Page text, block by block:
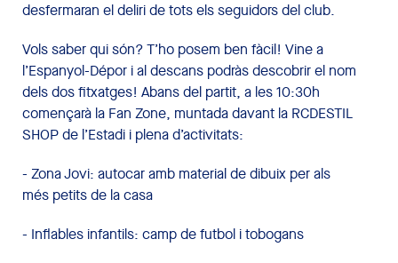
desfermaran el deliri de tots els seguidors del club.
Vols saber qui són? T’ho posem ben fàcil! Vine a
l’Espanyol-Dépor i al descans podràs descobrir el nom
dels dos fitxatges! Abans del partit, a les 10:30h
començarà la Fan Zone, muntada davant la RCDESTIL
SHOP de l’Estadi i plena d’activitats:
- Zona Jovi: autocar amb material de dibuix per als
més petits de la casa
- Inflables infantils: camp de futbol i tobogans